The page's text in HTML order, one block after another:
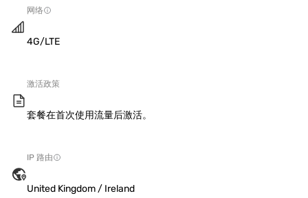
网络
4G/LTE
激活政策
套餐在首次使用流量后激活。
IP 路由
United Kingdom / Ireland